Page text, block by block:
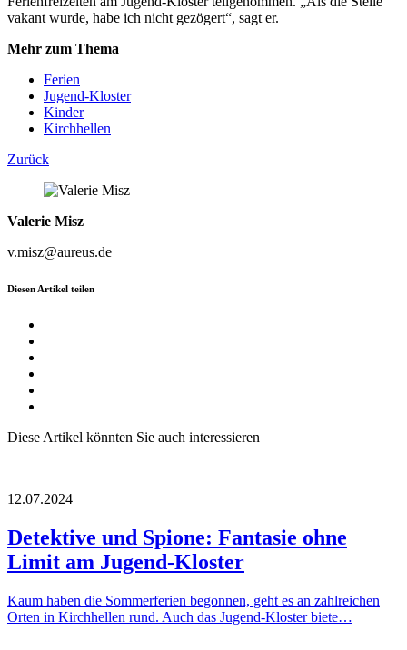
vakant wurde, habe ich nicht gezögert“, sagt er.
Mehr zum Thema
Ferien
Jugend-Kloster
Kinder
Kirchhellen
Zurück
Valerie Misz
v.misz@aureus.de
Diesen Artikel teilen
Diese Artikel könnten Sie auch interessieren
12.07.2024
Detektive und Spione: Fantasie ohne
Limit am Jugend-Kloster
Kaum haben die Sommerferien begonnen, geht es an zahlreichen
Orten in Kirchhellen rund. Auch das Jugend-Kloster biete…